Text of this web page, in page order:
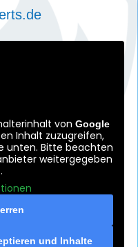
von Google
Inhalt zuzugreifen,
unten. Bitte beachten
weitergegeben
und Inhalte